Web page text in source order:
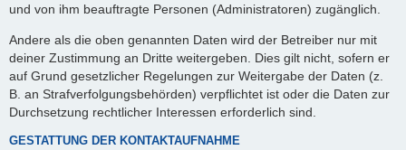
und von ihm beauftragte Personen (Administratoren) zugänglich.
Andere als die oben genannten Daten wird der Betreiber nur mit
deiner Zustimmung an Dritte weitergeben. Dies gilt nicht, sofern er
auf Grund gesetzlicher Regelungen zur Weitergabe der Daten (z.
B. an Strafverfolgungsbehörden) verpflichtet ist oder die Daten zur
Durchsetzung rechtlicher Interessen erforderlich sind.
GESTATTUNG DER KONTAKTAUFNAHME